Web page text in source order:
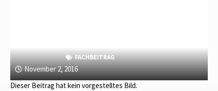
FACHBEITRAG
November 2, 2016
Dieser Beitrag hat kein vorgestelltes Bild.